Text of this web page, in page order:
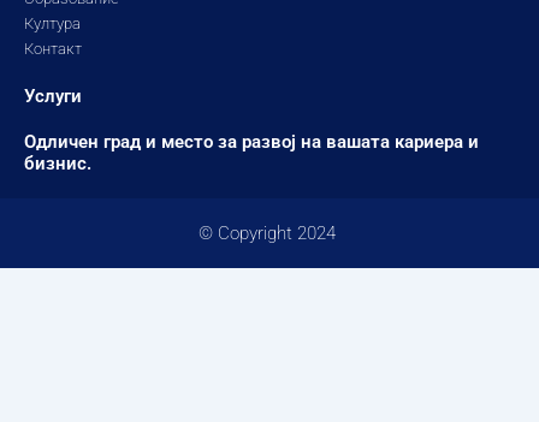
Култура
Контакт
Услуги
Одличен град и место за развој на вашата кариера и
бизнис.
© Copyright 2024